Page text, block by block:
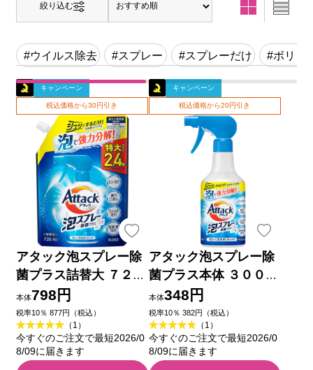
絞り込む
#ウイルス除去 #スプレー #スプレーだけ #ボリュ
キャンペーン
税込価格から30円引き
アタック泡スプレー除
菌プラス詰替大 ７２０
ｍｌ 花王
本体798円
税率10％ 877円（税込）
（1）
今すぐのご注文で最短2026/0
8/09に届きます
キャンペーン
税込価格から20円引き
アタック泡スプレー除
菌プラス本体 ３００ｍ
ｌ 花王
本体348円
税率10％ 382円（税込）
（1）
今すぐのご注文で最短2026/0
8/09に届きます